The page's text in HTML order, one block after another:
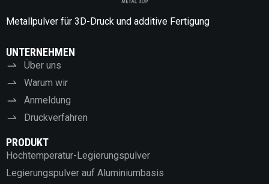
Metallpulver für 3D-Druck und additive Fertigung
UNTERNEHMEN
Über uns
Warum wir
Anmeldung
Druckverfahren
PRODUKT
Hochtemperatur-Legierungspulver
Legierungspulver auf Aluminiumbasis